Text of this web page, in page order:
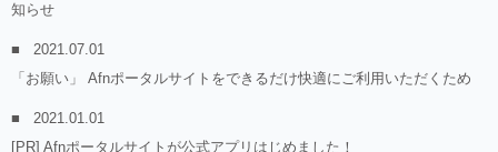
知らせ
2021.07.01
「お願い」 Afnポータルサイトをできるだけ快適にご利用いただくため
2021.01.01
[PR] Afnポータルサイトが公式アプリはじめました！